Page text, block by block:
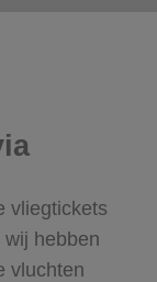
vliegtickets
hebben
vluchten